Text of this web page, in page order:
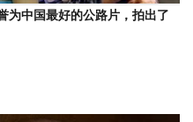
为中国最好的公路片，拍出了